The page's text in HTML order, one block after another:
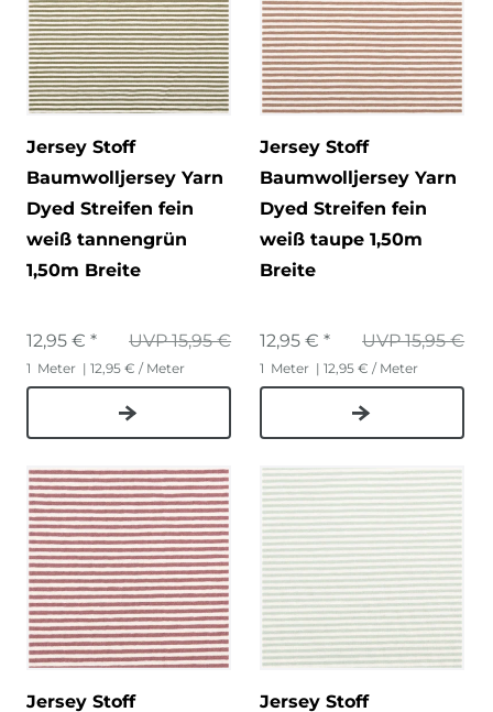
Jersey Stoff
Baumwolljersey Yarn
Dyed Streifen fein
weiß tannengrün
1,50m Breite
UVP 15,95 €
12,95 € *
1 Meter | 12,95 € / Meter
Jersey Stoff
Baumwolljersey Yarn
Dyed Streifen fein
weiß taupe 1,50m
Breite
UVP 15,95 €
12,95 € *
1 Meter | 12,95 € / Meter
Jersey Stoff Jersey Stoff